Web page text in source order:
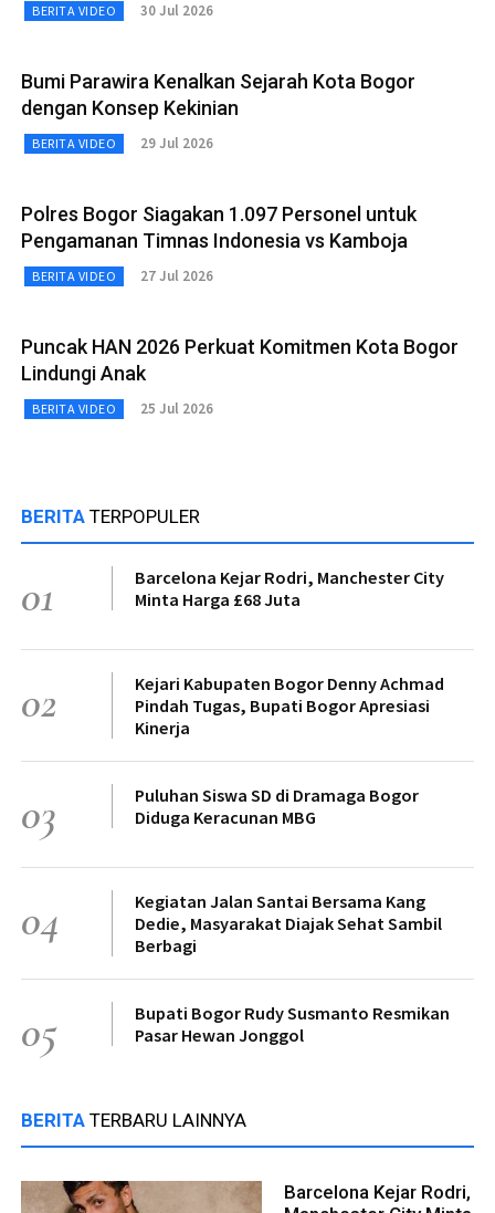
BERITA VIDEO 30 Jul 2026
Bumi Parawira Kenalkan Sejarah Kota Bogor
dengan Konsep Kekinian
BERITA VIDEO 29 Jul 2026
Polres Bogor Siagakan 1.097 Personel untuk
Pengamanan Timnas Indonesia vs Kamboja
BERITA VIDEO 27 Jul 2026
Puncak HAN 2026 Perkuat Komitmen Kota Bogor
Lindungi Anak
BERITA VIDEO 25 Jul 2026
BERITA TERPOPULER
01
Barcelona Kejar Rodri, Manchester City
Minta Harga £68 Juta
02
Kejari Kabupaten Bogor Denny Achmad
Pindah Tugas, Bupati Bogor Apresiasi
Kinerja
03
Puluhan Siswa SD di Dramaga Bogor
Diduga Keracunan MBG
04
Kegiatan Jalan Santai Bersama Kang
Dedie, Masyarakat Diajak Sehat Sambil
Berbagi
05
Bupati Bogor Rudy Susmanto Resmikan
Pasar Hewan Jonggol
BERITA TERBARU LAINNYA
Barcelona Kejar Rodri,